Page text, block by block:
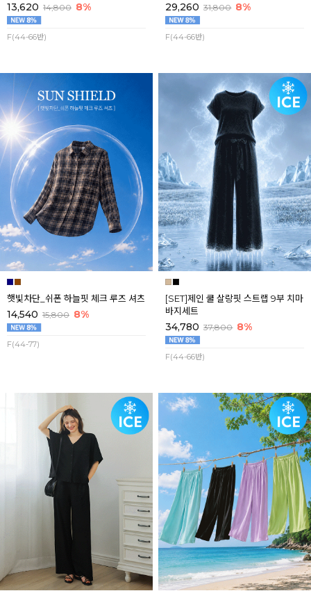
13,620 14,800 8%
F(44-66반)
29,260 31,800 8%
F(44-66반)
햇빛차단_쉬폰 하늘핏 체크 루즈 셔츠
14,540 15,800 8%
F(44-77)
[SET]제인 쿨 살랑핏 스트랩 9부 치마
바지세트
34,780 37,800 8%
F(44-66반)